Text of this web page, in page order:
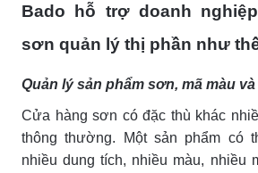
Bado hỗ trợ doanh
sơn quản lý thị phần như
Quản lý sản phẩm sơn, mã màu
Cửa hàng sơn có đặc thù khác
thông thường. Một sản phẩm có
nhiều dung tích, nhiều màu, nhiều